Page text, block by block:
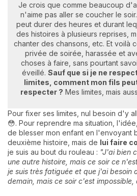
Je crois que comme beaucoup
n'aime pas aller se coucher le
peut durer des heures et durant
des histoires à plusieurs reprises,
chanter des chansons, etc. Et voilà
privée de soirée, harassée et
choses à faire, sans pourtant
éveillé. Sauf que si je ne
limites, comment mon fils
respecter ? Mes limites, mais
Pour fixer ses limites, nul besoin d'y
😳. Pour reprendre ma situation,
de blesser mon enfant en l'envoyant
deuxième histoire, mais de lui faire
je suis au bout du rouleau : "J'ai bien
une autre histoire, mais ce soir ce
je suis très fatiguée et que j'ai besoin
demain, mais ce soir c'est impossible,